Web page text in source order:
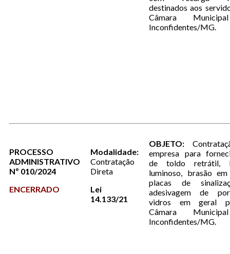
destinados aos
Câmara
Inconfidentes/MG.
PROCESSO
ADMINISTRATIVO
Nº 010/2024
ENCERRADO
Modalidade:
Contratação
Direta
Lei
14.133/21
OBJETO:
empresa para
de toldo retrátil,
luminoso, brasão
placas de
adesivagem de
vidros em geral
Câmara
Inconfidentes/MG.